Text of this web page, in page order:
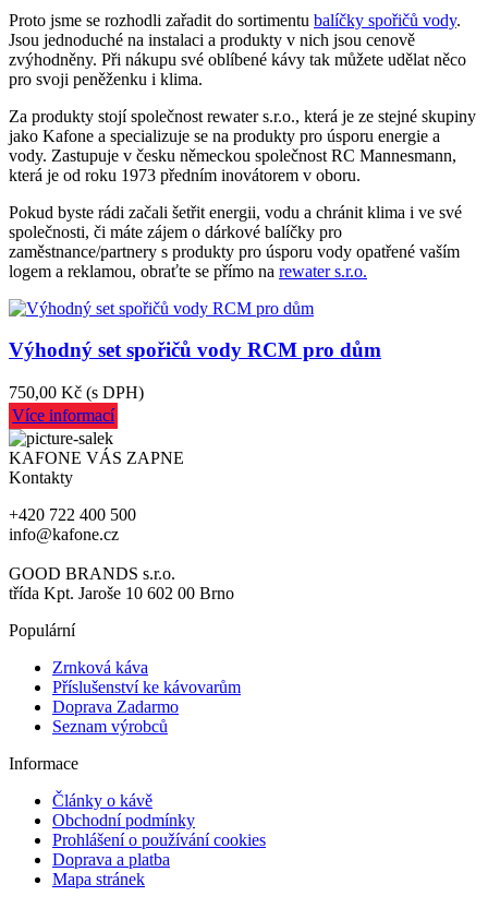
Proto jsme se rozhodli zařadit do sortimentu balíčky spořičů vody.
Jsou jednoduché na instalaci a produkty v nich jsou cenově
zvýhodněny. Při nákupu své oblíbené kávy tak můžete udělat něco
pro svoji peněženku i klima.
Za produkty stojí společnost rewater s.r.o., která je ze stejné skupiny
jako Kafone a specializuje se na produkty pro úsporu energie a
vody. Zastupuje v česku německou společnost RC Mannesmann,
která je od roku 1973 předním inovátorem v oboru.
Pokud byste rádi začali šetřit energii, vodu a chránit klima i ve své
společnosti, či máte zájem o dárkové balíčky pro
zaměstnance/partnery s produkty pro úsporu vody opatřené vaším
logem a reklamou, obraťte se přímo na rewater s.r.o.
Výhodný set spořičů vody RCM pro dům
750,00 Kč (s DPH)
Více informací
KAFONE VÁS ZAPNE
Kontakty
+420 722 400 500
info@kafone.cz
GOOD BRANDS s.r.o.
třída Kpt. Jaroše 10 602 00 Brno
Populární
Zrnková káva
Příslušenství ke kávovarům
Doprava Zadarmo
Seznam výrobců
Informace
Články o kávě
Obchodní podmínky
Prohlášení o používání cookies
Doprava a platba
Mapa stránek